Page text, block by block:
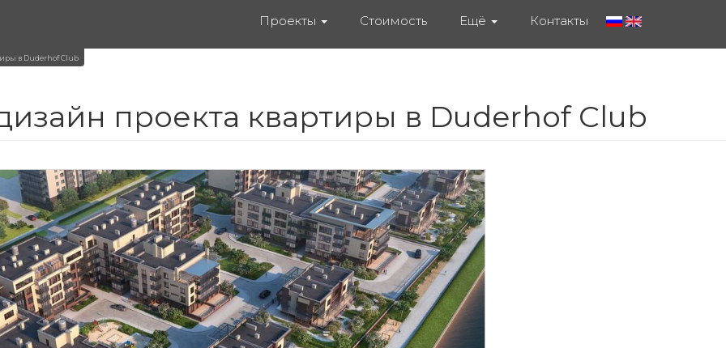
Проекты Стоимость Ещё Контакты
в Duderhof Club
проекта квартиры в Duderhof Club